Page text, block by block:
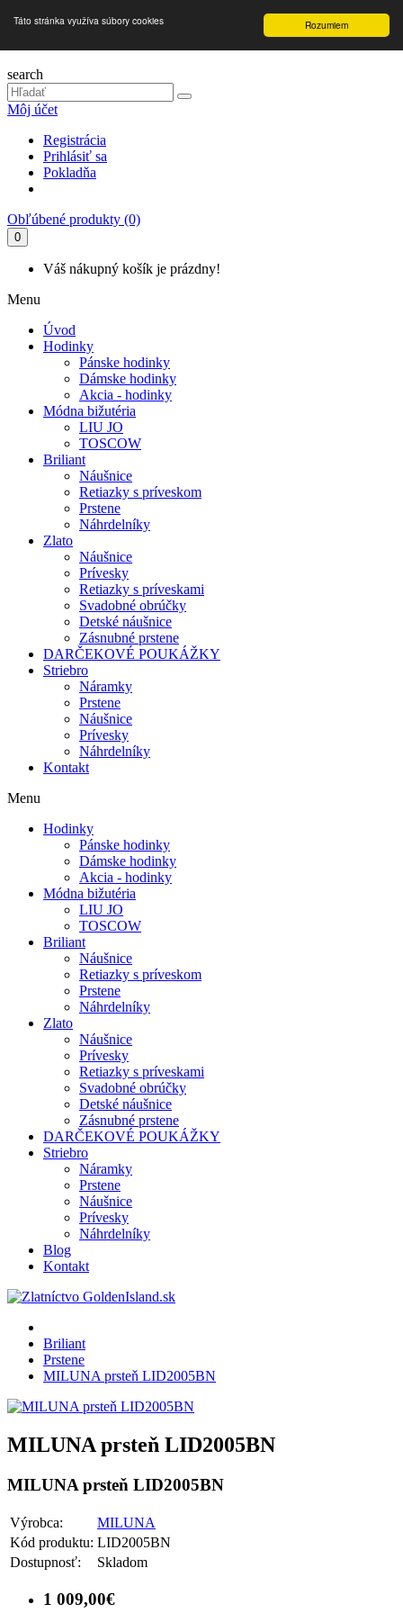
Rozumiem
Táto stránka využíva súbory cookies
search
Môj účet
Registrácia
Prihlásiť sa
Pokladňa
Obľúbené produkty (0)
0
Váš nákupný košík je prázdny!
Menu
Úvod
Hodinky
Pánske hodinky
Dámske hodinky
Akcia - hodinky
Módna bižutéria
LIU JO
TOSCOW
Briliant
Náušnice
Retiazky s príveskom
Prstene
Náhrdelníky
Zlato
Náušnice
Prívesky
Retiazky s príveskami
Svadobné obrúčky
Detské náušnice
Zásnubné prstene
DARČEKOVÉ POUKÁŽKY
Striebro
Náramky
Prstene
Náušnice
Prívesky
Náhrdelníky
Kontakt
Menu
Hodinky
Pánske hodinky
Dámske hodinky
Akcia - hodinky
Módna bižutéria
LIU JO
TOSCOW
Briliant
Náušnice
Retiazky s príveskom
Prstene
Náhrdelníky
Zlato
Náušnice
Prívesky
Retiazky s príveskami
Svadobné obrúčky
Detské náušnice
Zásnubné prstene
DARČEKOVÉ POUKÁŽKY
Striebro
Náramky
Prstene
Náušnice
Prívesky
Náhrdelníky
Blog
Kontakt
Briliant
Prstene
MILUNA prsteň LID2005BN
MILUNA prsteň LID2005BN
MILUNA prsteň LID2005BN
Výrobca:
MILUNA
Kód produktu: LID2005BN
Dostupnosť:
Skladom
1 009,00€